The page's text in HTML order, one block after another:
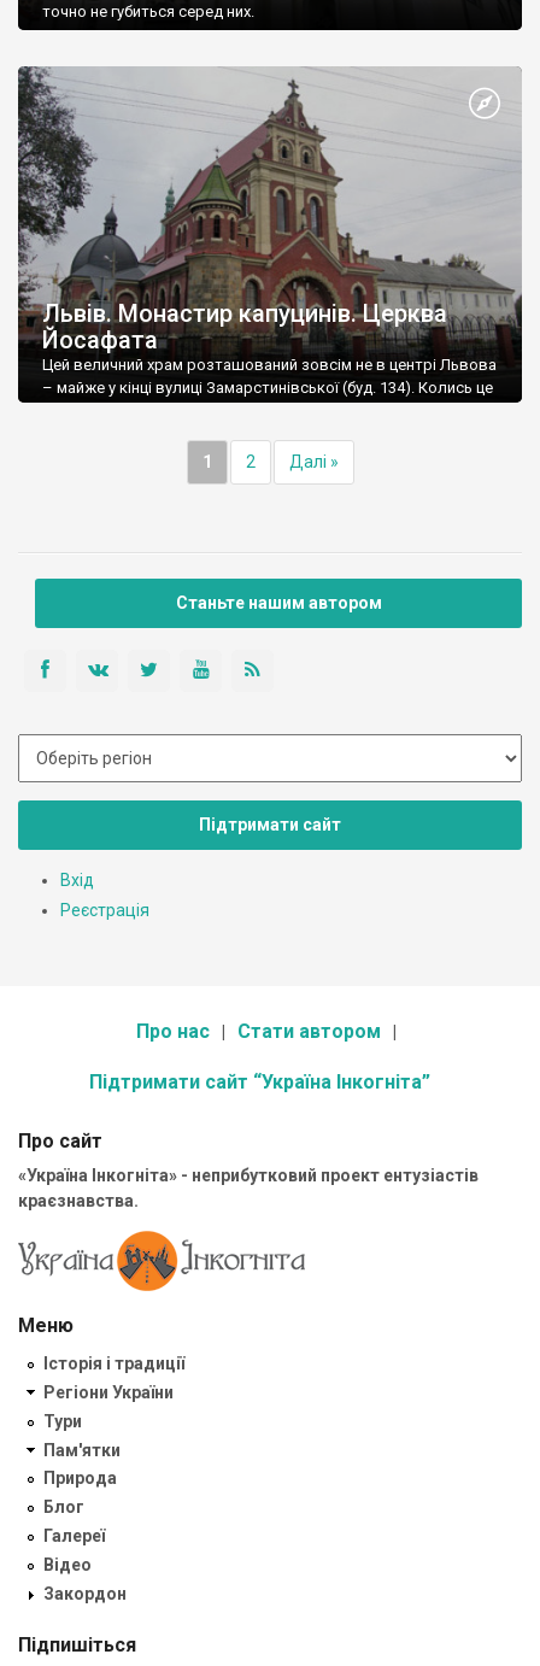
точно не губиться серед них.
Львів. Монастир капуцинів. Церква
Йосафата
Цей величний храм розташований зовсім не в центрі Львова
– майже у кінці вулиці Замарстинівської (буд. 134). Колись це
1 2 Далі »
Станьте нашим автором
Підтримати сайт
Вхід
Реєстрація
Про нас Стати автором
Підтримати сайт “Україна Інкогніта”
Про сайт
«Україна Інкогніта» - неприбутковий проект ентузіастів
краєзнавства.
Меню
Історія і традиції
Регіони України
Тури
Пам'ятки
Природа
Блог
Галереї
Відео
Закордон
Підпишіться